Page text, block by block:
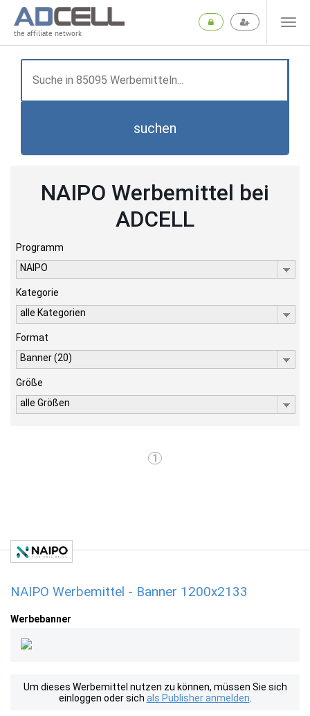
the affiliate network
suchen
NAIPO Werbemittel bei
ADCELL
Programm
NAIPO
Kategorie
alle Kategorien
Format
Banner (20)
Größe
alle Größen
1
NAIPO Werbemittel - Banner 1200x2133
Werbebanner
Um dieses Werbemittel nutzen zu können, müssen Sie sich
einloggen oder sich als Publisher anmelden